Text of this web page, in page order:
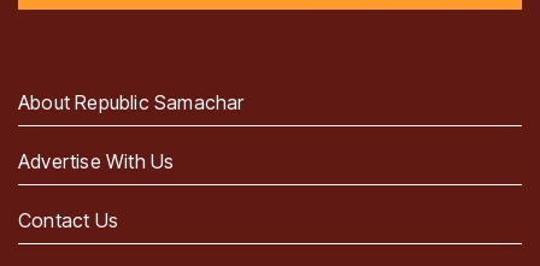
About Republic Samachar
Advertise With Us
Contact Us